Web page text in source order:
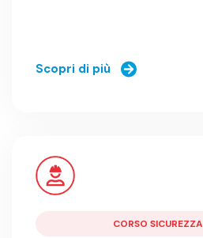
Scopri di più
CORSO SICUREZZA